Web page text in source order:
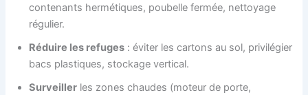
contenants hermétiques, poubelle fermée, nettoyage
régulier.
Réduire les refuges : éviter les cartons au sol, privilégier
bacs plastiques, stockage vertical.
Surveiller les zones chaudes (moteur de porte,